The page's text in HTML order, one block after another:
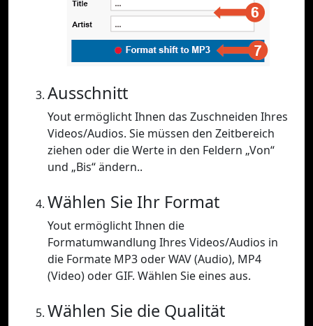
Ausschnitt
Yout ermöglicht Ihnen das Zuschneiden Ihres
Videos/Audios. Sie müssen den Zeitbereich
ziehen oder die Werte in den Feldern „Von“
und „Bis“ ändern..
Wählen Sie Ihr Format
Yout ermöglicht Ihnen die
Formatumwandlung Ihres Videos/Audios in
die Formate MP3 oder WAV (Audio), MP4
(Video) oder GIF. Wählen Sie eines aus.
Wählen Sie die Qualität